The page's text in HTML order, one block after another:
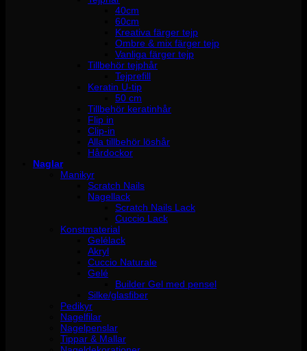
40cm
60cm
Kreativa färger tejp
Ombre & mix färger tejp
Vanliga färger tejp
Tillbehör tejphår
Tejprefill
Keratin U-tip
50 cm
Tillbehör keratinhår
Flip in
Clip-in
Alla tillbehör löshår
Hårdockor
Naglar
Manikyr
Scratch Nails
Nagellack
Scratch Nails Lack
Cuccio Lack
Konstmaterial
Gelélack
Akryl
Cuccio Naturale
Gelé
Builder Gel med pensel
Silke/glasfiber
Pedikyr
Nagelfilar
Nagelpenslar
Tippar & Mallar